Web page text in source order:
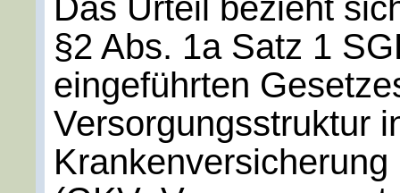
§2 Abs. 1a Satz 1
eingeführten
Versorgungsstruktur
Krankenversicherung